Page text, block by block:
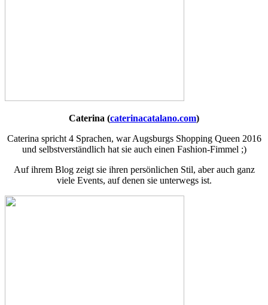
Caterina (caterinacatalano.com)
Caterina spricht 4 Sprachen, war Augsburgs Shopping Queen 2016
und selbstverständlich hat sie auch einen Fashion-Fimmel ;)
Auf ihrem Blog zeigt sie ihren persönlichen Stil, aber auch ganz
viele Events, auf denen sie unterwegs ist.